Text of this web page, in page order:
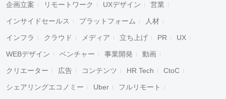
企画立案 リモートワーク UXデザイン 営業
インサイドセールス プラットフォーム 人材
インフラ クラウド メディア 立ち上げ PR UX
WEBデザイン ベンチャー 事業開発 動画
クリエーター 広告 コンテンツ HR Tech CtoC
シェアリングエコノミー Uber フルリモート